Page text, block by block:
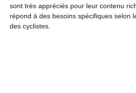
sont très appréciés pour leur contenu
répond à des besoins spécifiques selon
des cyclistes.